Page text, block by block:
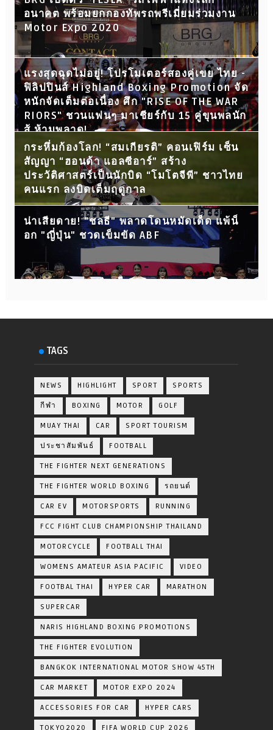
อนาคต พร้อมยกกองทัพรถพรีเมี่ยมร่วมงาน
Motor Expo 2020
แรงสุดฉุดไม่อยู่! โปรโมเตอร์สองคู่เขย ไทย -
ฟิลิปปินส์ Highland Boxing Promotion จัด
หนักจัดเต็มต่อเนื่อง ศึก "RISE OF THE WAR
RIORS" ชวนแฟนๆ มาเชียร์กับ 15 คู่ขุนพลนัก
สู้ ห้ามพลาด!
กระหึ่มก้องโลก! “สมเกียรติ” คอนเฟิร์ม เซ็น
สัญญา “ฮอนด้า แอลซีอาร์” สร้าง
ประวัติศาสตร์เป็นนักบิด “โมโตจีพี” ชาวไทย
คนแรก ลงบิดเต็มฤดูกาล
น่าเสียดาย! "ชลธี" พลาดโดนหมัดเด็ด แพ้น็
อก "ญี่ปุ่น" ชวดเข็มขัด ABF
TAGS
NEWS HIGHLIGHT SPORT SPORTS
กีฬา BOXING MOTOR GOLF
MUAY THAI CAR SPORT TOURISM
ประชาสัมพันธ์ FOOTBALL
THE FIGHTER NEXT GENERATIONS
THE FIGHTER WORLD BOXING รถยนต์
CAR EV MOTORSPORTS RUNNING
FCC FIGHT CLUB CHAMPIONSHIP THAILAND
MOTORCYCLE FOOTBALL THAI
WOMENS AMATEUR ASIA PACIFIC VIDEO
FOOTBAL THAI HYPER CAR MARATHON
SUPERCAR
NARIS HIGHLAND BOXING PROMOTIONS
THE FIGHTER EVOLUTION
BANGKOK INTERNATIONAL MOTOR SHOW 45TH
CAR MARKET MOTOR EXPO 2024
ACCESSORIES FOR CAR HYPER CARS
TOKYO2020 FIFA WORLD CUP 2026